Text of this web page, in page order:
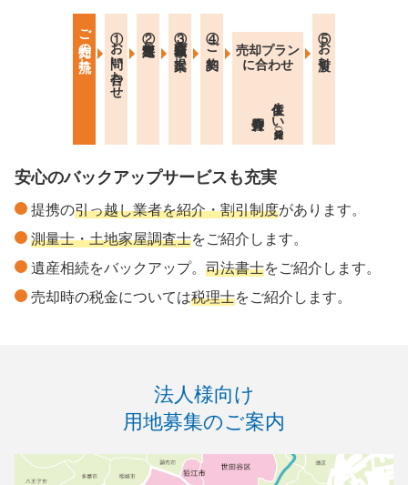
ご売却の流れ ①お問い合わせ ③買取金額ご提案 ④ご契約
売却プラン
に合わせ
仮住まい
⑤お引渡し
安心のバックアップサービスも充実
提携の引っ越し業者を紹介・割引制度があります。
測量士・土地家屋調査士をご紹介します。
遺産相続をバックアップ。 司法書士をご紹介します。
売却時の税金については税理士をご紹介します。
法人様向け
用地募集のご案内